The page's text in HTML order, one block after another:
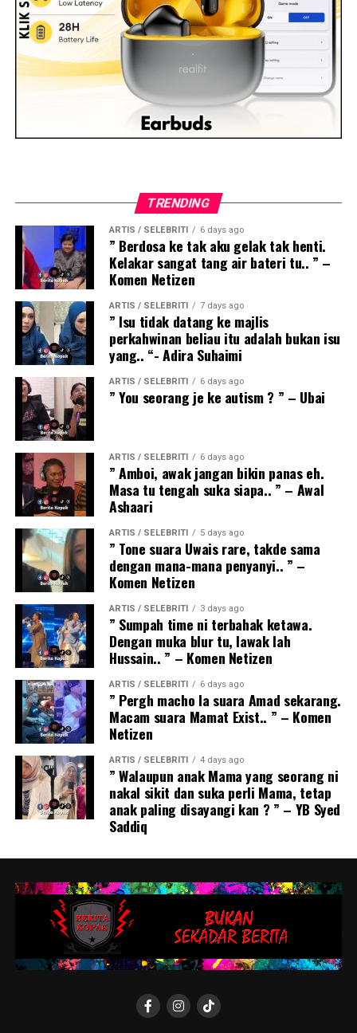
TRENDING
ARTIS / SELEBRITI 6 days ago
” Berdosa ke tak aku gelak tak henti.
Kelakar sangat tang air bateri tu.. ” –
Komen Netizen
ARTIS / SELEBRITI 7 days ago
” Isu tidak datang ke majlis
perkahwinan beliau itu adalah bukan isu
yang.. “- Adira Suhaimi
ARTIS / SELEBRITI 6 days ago
” You seorang je ke autism ? ” – Ubai
ARTIS / SELEBRITI 6 days ago
” Amboi, awak jangan bikin panas eh.
Masa tu tengah suka siapa.. ” – Awal
Ashaari
ARTIS / SELEBRITI 5 days ago
” Tone suara Uwais rare, takde sama
dengan mana-mana penyanyi.. ” –
Komen Netizen
ARTIS / SELEBRITI 3 days ago
” Sumpah time ni terbahak ketawa.
Dengan muka blur tu, lawak lah
Hussain.. ” – Komen Netizen
ARTIS / SELEBRITI 6 days ago
” Pergh macho la suara Amad sekarang.
Macam suara Mamat Exist.. ” – Komen
Netizen
ARTIS / SELEBRITI 4 days ago
” Walaupun anak Mama yang seorang ni
nakal sikit dan suka perli Mama, tetap
anak paling disayangi kan ? ” – YB Syed
Saddiq